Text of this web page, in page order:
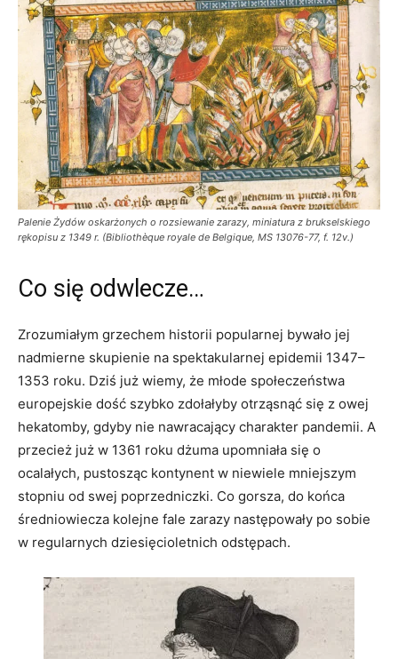
Palenie Żydów oskarżonych o rozsiewanie zarazy, miniatura z brukselskiego
rękopisu z 1349 r. (Bibliothèque royale de Belgique, MS 13076-77, f. 12v.)
Co się odwlecze…
Zrozumiałym grzechem historii popularnej bywało jej
nadmierne skupienie na spektakularnej epidemii 1347–
1353 roku. Dziś już wiemy, że młode społeczeństwa
europejskie dość szybko zdołałyby otrząsnąć się z owej
hekatomby, gdyby nie nawracający charakter pandemii. A
przecież już w 1361 roku dżuma upomniała się o
ocalałych, pustosząc kontynent w niewiele mniejszym
stopniu od swej poprzedniczki. Co gorsza, do końca
średniowiecza kolejne fale zarazy następowały po sobie
w regularnych dziesięcioletnich odstępach.